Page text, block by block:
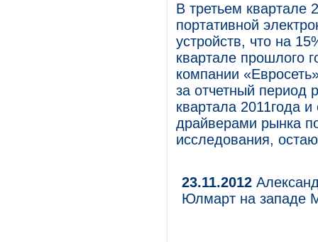
В третьем квартале
портативной
устройств, что на
квартале прошлого
компании
за отчетный период
квартала 2011года
драйверами рынка
исследования,
23.11.2012
Юлмарт на западе